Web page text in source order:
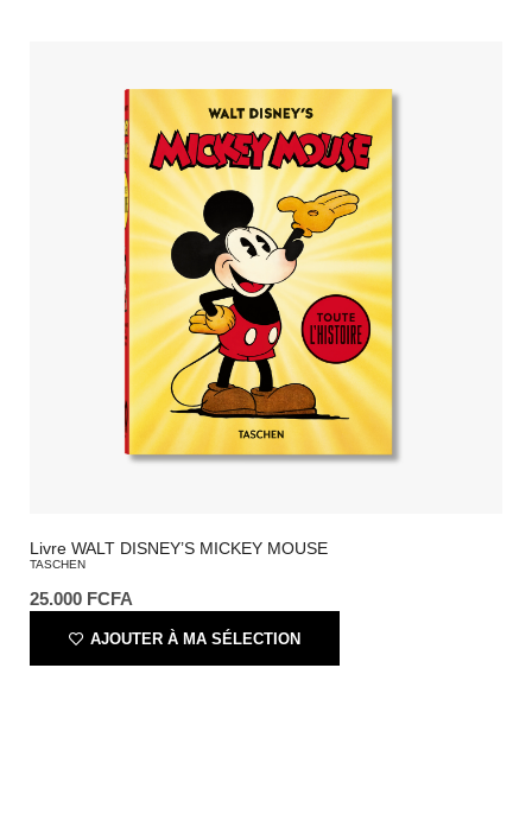
Livre WALT DISNEY’S MICKEY MOUSE
TASCHEN
25.000 FCFA
AJOUTER À MA SÉLECTION